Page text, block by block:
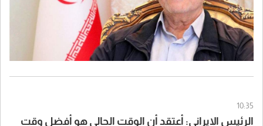
10:35
الرئيس الإيراني: أعتقد أن الوقت الحالي هو أفضل وقت